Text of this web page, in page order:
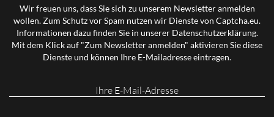
Wir freuen uns, dass Sie sich zu unserem Newsletter anmelden
wollen. Zum Schutz vor Spam nutzen wir Dienste von Captcha.eu.
Informationen dazu finden Sie in unserer Datenschutzerklärung.
Mit dem Klick auf "Zum Newsletter anmelden" aktivieren Sie diese
Dienste und können Ihre E-Mailadresse eintragen.